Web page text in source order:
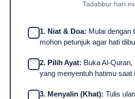
Tadabbur hari
1. Niat & Doa: Mulai dengan
mohon petunjuk agar hati
2. Pilih Ayat: Buka Al-Quran,
yang menyentuh hatimu saat
3. Menyalin (Khat): Tulis